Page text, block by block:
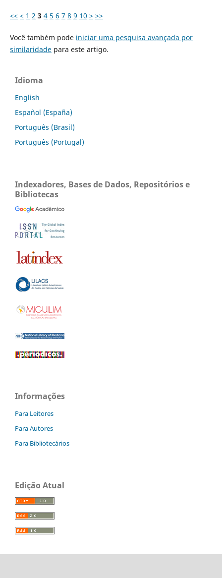
<< < 1 2 3 4 5 6 7 8 9 10 > >>
Você também pode iniciar uma pesquisa avançada por
similaridadepara este artigo.
Idioma
English
Español (España)
Português (Brasil)
Português (Portugal)
Indexadores, Bases de Dados, Repositórios e
Bibliotecas
Informações
Para Leitores
Para Autores
Para Bibliotecários
Edição Atual